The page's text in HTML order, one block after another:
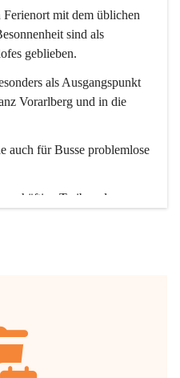
mit dem üblichen
sind als
geblieben.
als Ausgangspunkt
Vorarlberg und in die
auch für Busse problemlose
Treiben der